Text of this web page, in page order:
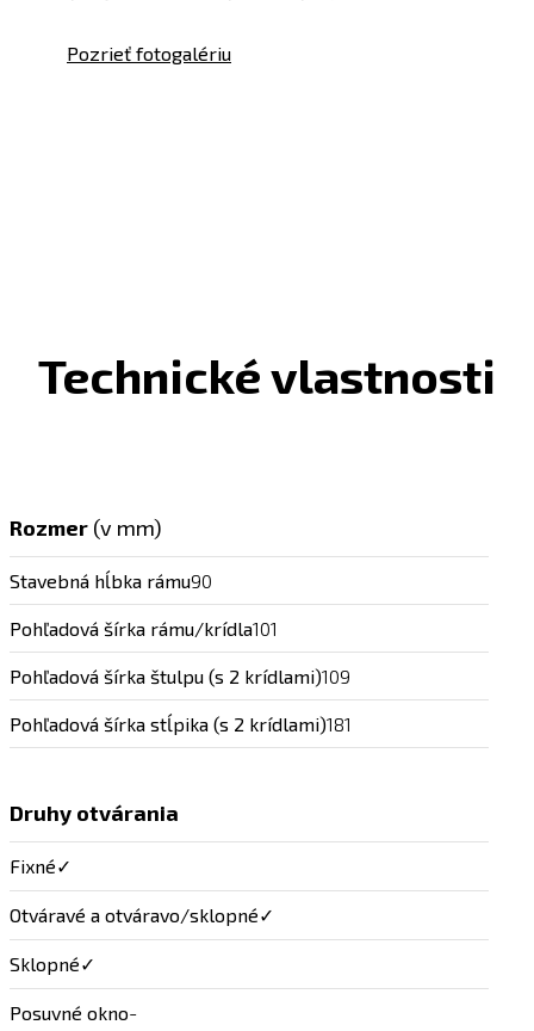
Pozrieť fotogalériu
Technické vlastnosti
Rozmer (v mm)
Stavebná hĺbka rámu90
Pohľadová šírka rámu/krídla101
Pohľadová šírka štulpu (s 2 krídlami)109
Pohľadová šírka stĺpika (s 2 krídlami)181
Druhy otvárania
Fixné✓
Otváravé a otváravo/sklopné✓
Sklopné✓
Posuvné okno-